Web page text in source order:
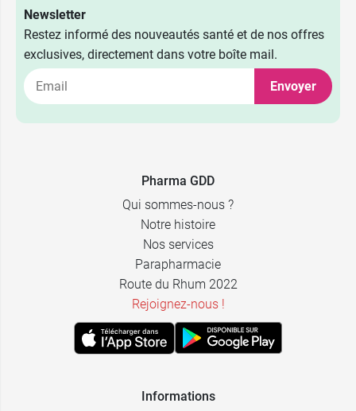
Newsletter
Restez informé des nouveautés santé et de nos offres
exclusives, directement dans votre boîte mail.
Envoyer
Pharma GDD
Qui sommes-nous ?
Notre histoire
Nos services
Parapharmacie
Route du Rhum 2022
Rejoignez-nous !
Informations